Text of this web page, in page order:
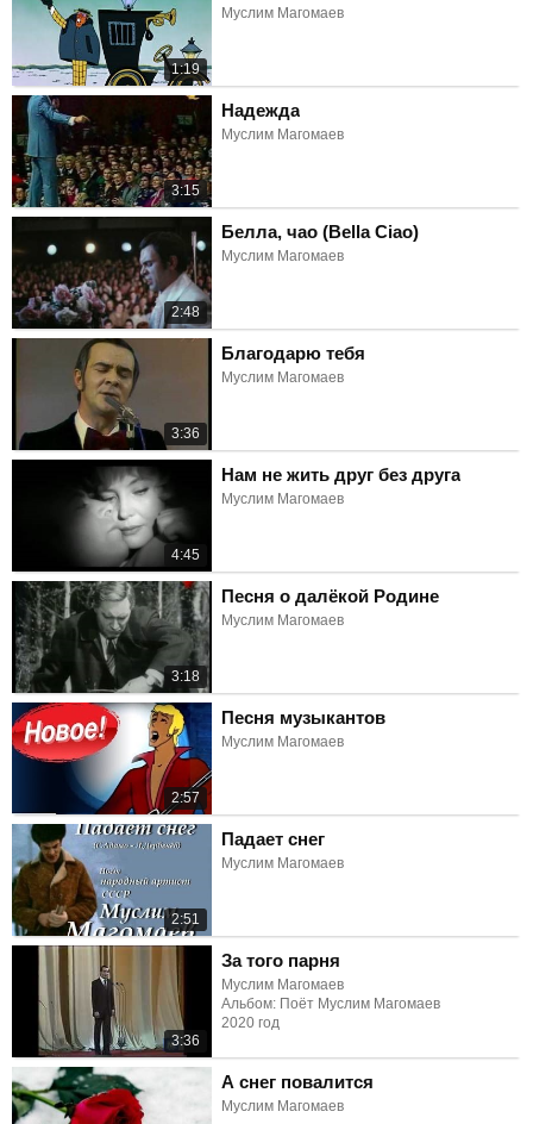
1:19
Муслим Магомаев
3:15
Надежда
Муслим Магомаев
2:48
Белла, чао (Bella Ciao)
Муслим Магомаев
3:36
Благодарю тебя
Муслим Магомаев
4:45
Нам не жить друг без друга
Муслим Магомаев
3:18
Песня о далёкой Родине
Муслим Магомаев
2:57
Песня музыкантов
Муслим Магомаев
2:51
Падает снег
Муслим Магомаев
3:36
За того парня
Муслим Магомаев
Альбом: Поёт Муслим Магомаев
2020 год
А снег повалится
Муслим Магомаев